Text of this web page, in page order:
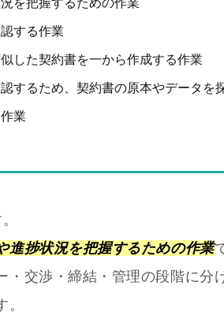
する作業
した契約書を一から作成する作業
するため、契約書の原本やデータを
業
進捗状況を把握するための作業
交渉・締結・管理の段階に分